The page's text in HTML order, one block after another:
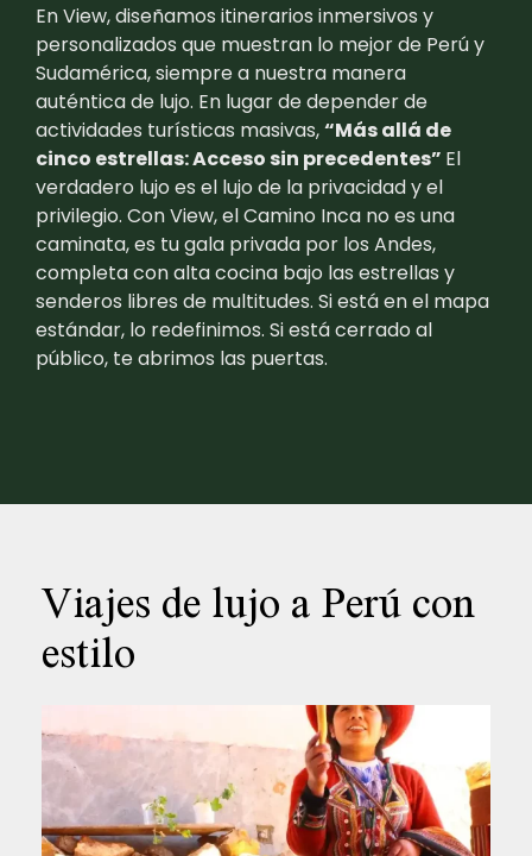
En View, diseñamos itinerarios inmersivos y
personalizados que muestran lo mejor de Perú y
Sudamérica, siempre a nuestra manera
auténtica de lujo. En lugar de depender de
actividades turísticas masivas,“Más allá de
cinco estrellas: Acceso sin precedentes” El
verdadero lujo es el lujo de la privacidad y el
privilegio. Con View, el Camino Inca no es una
caminata, es tu gala privada por los Andes,
completa con alta cocina bajo las estrellas y
senderos libres de multitudes. Si está en el mapa
estándar, lo redefinimos. Si está cerrado al
público, te abrimos las puertas.
Viajes de lujo a Perú con
estilo